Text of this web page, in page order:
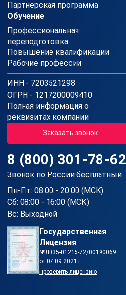
Партнерская программа
Обучение
Профессиональная
переподготовка
Повышение квалификации
Рабочие профессии
ИНН - 7203521298
ОГРН - 1217200009410
Полная информация о
реквизитах компании
Заказать звонок
8 (800) 301-78-62
Звонок по России бесплатный
Пн-Пт: 08:00 - 20:00 (МСК)
Сб: 08:00 - 16:00 (МСК)
Вс: Выходной
Государственная
Лицензия
№Л035-01215-72/00190069
от 07.09.2021 г.
Проверить лицензию